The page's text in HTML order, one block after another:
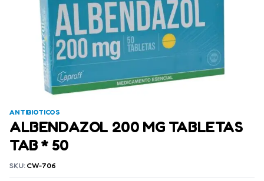
ANTIBIOTICOS
ALBENDAZOL 200 MG TABLETAS
TAB * 50
SKU: CW-706